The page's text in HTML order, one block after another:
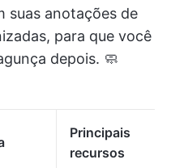
suas anotações de
para que você
depois. 🧼
Principais
recursos